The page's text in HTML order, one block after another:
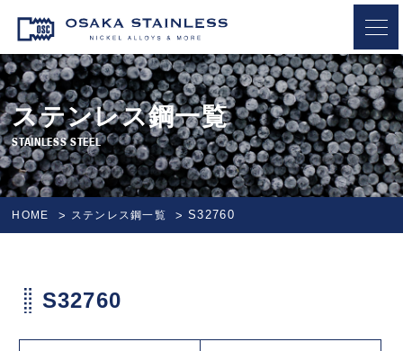
OSAKA STAINLESS
ステンレス鋼一覧
STAINLESS STEEL
HOME ステンレス鋼一覧 S32760
S32760